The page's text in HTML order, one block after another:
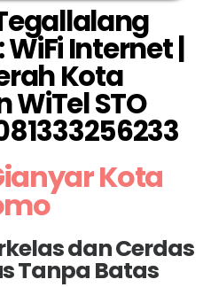
Internet |
Kota
STO
Kota
dan Cerdas
Tanpa Batas